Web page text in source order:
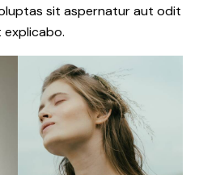
sit aspernatur aut odit